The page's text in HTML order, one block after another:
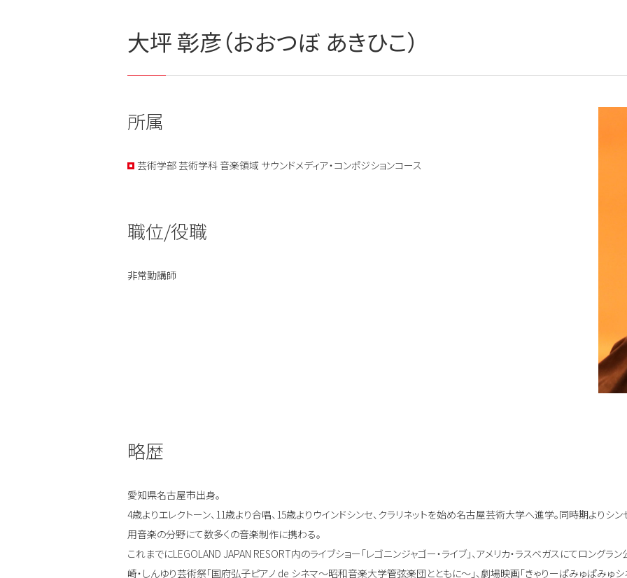
大坪 彰彦（おおつぼ あきひこ）
所属
芸術学部 芸術学科 音楽領域 サウンドメディア・コンポジションコース
職位/役職
非常勤講師
略歴
愛知県名古屋市出身。
4歳よりエレクトーン、11歳より合唱、15歳よりウインドシンセ、クラリネットを始め名古屋芸術大学へ進学。同時期より
用音楽の分野にて数多くの音楽制作に携わる。
これまでにLEGOLAND JAPAN RESORT内のライブショー「レゴニンジャゴー・ライブ」、アメリカ・ラスベガスにてロングラ
崎・しんゆり芸術祭「国府弘子ピアノ de シネマ～昭和音楽大学管弦楽団とともに～」、劇場映画「きゃりーぱみゅぱみゅシ